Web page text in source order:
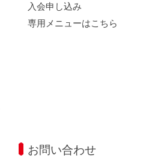
入会申し込み
専用メニューはこちら
お問い合わせ